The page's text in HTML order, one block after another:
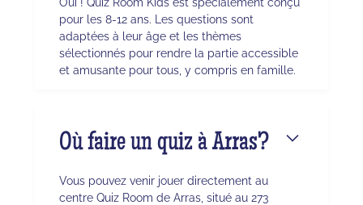
pour les 8-12 ans. Les questions sont
adaptées à leur âge et les thèmes
sélectionnés pour rendre la partie accessible
et amusante pour tous, y compris en famille.
Où faire un quiz à Arras?
Vous pouvez venir jouer directement au
centre Quiz Room de Arras, situé au 273